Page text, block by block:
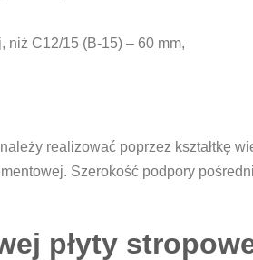
niż C12/15 (B-15) – 60 mm,
realizować poprzez kształtkę
Szerokość podpory
płyty